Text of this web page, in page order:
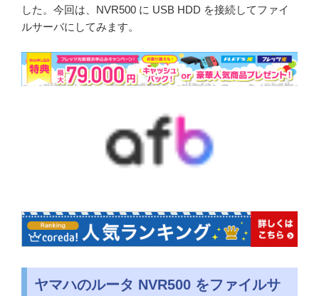
した。今回は、NVR500 に USB HDD を接続してファイ
ルサーバにしてみます。
ヤマハのルータ NVR500 をファイルサ